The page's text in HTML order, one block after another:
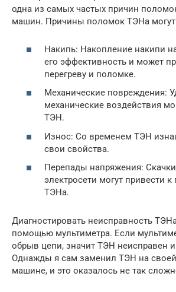
одна из самых частых причин
машин. Причины поломок ТЭНа
Накипь: Накопление накипи
его эффективность и может
перегреву и поломке.
Механические повреждения:
механические воздействия
ТЭН.
Износ: Со временем ТЭН
свои свойства.
Перепады напряжения:
электросети могут привести
ТЭНа.
Диагностировать неисправность
помощью мультиметра. Если
обрыв цепи, значит ТЭН неисправен
Однажды я сам заменил ТЭН на
машине, и это оказалось не так